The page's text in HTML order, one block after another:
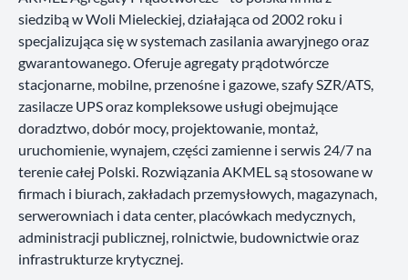
siedzibą w Woli Mieleckiej, działająca od 2002 roku i
specjalizująca się w systemach zasilania awaryjnego oraz
gwarantowanego. Oferuje agregaty prądotwórcze
stacjonarne, mobilne, przenośne i gazowe, szafy SZR/ATS,
zasilacze UPS oraz kompleksowe usługi obejmujące
doradztwo, dobór mocy, projektowanie, montaż,
uruchomienie, wynajem, części zamienne i serwis 24/7 na
terenie całej Polski. Rozwiązania AKMEL są stosowane w
firmach i biurach, zakładach przemysłowych, magazynach,
serwerowniach i data center, placówkach medycznych,
administracji publicznej, rolnictwie, budownictwie oraz
infrastrukturze krytycznej.